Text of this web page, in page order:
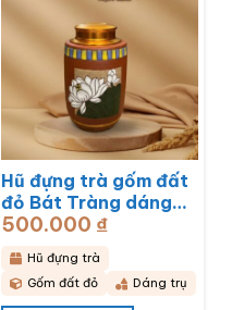
Hũ đựng trà gốm đất
đỏ Bát Tràng dáng
trụ hoạ tiết hoa sen
BT-HĐT12
500.000 ₫
Hũ đựng trà
Gốm đất đỏ
Dáng trụ